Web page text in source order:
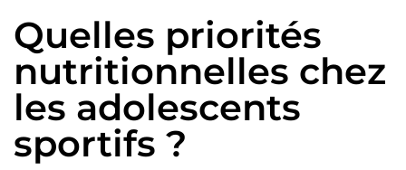
Quelles priorités
nutritionnelles chez
les adolescents
sportifs ?